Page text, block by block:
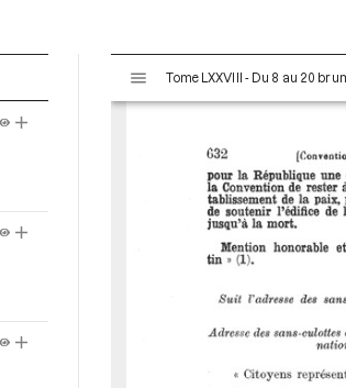
s
Tome LXXVIII - Du 8 au 20